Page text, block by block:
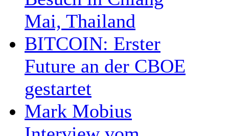
Mai, Thailand
BITCOIN: Erster
Future an der CBOE
gestartet
Mark Mobius